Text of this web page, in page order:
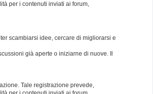
per i contenuti inviati ai forum,
scambiarsi idee, cercare di migliorarsi e
già aperte o iniziarne di nuove. Il
Tale registrazione prevede,